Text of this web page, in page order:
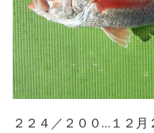
２２４／２００…１２